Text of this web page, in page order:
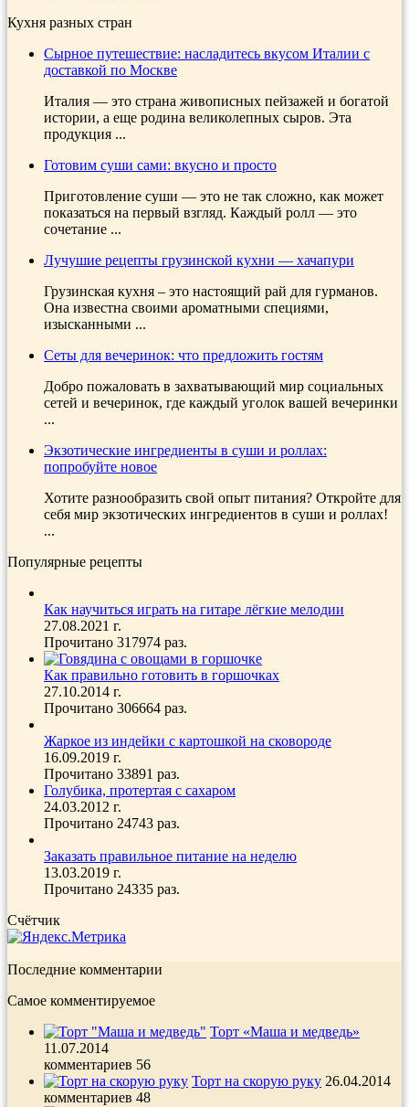
Кухня разных стран
Сырное путешествие: насладитесь вкусом Италии с
доставкой по Москве
Италия — это страна живописных пейзажей и богатой
истории, а еще родина великолепных сыров. Эта
продукция ...
Готовим суши сами: вкусно и просто
Приготовление суши — это не так сложно, как может
показаться на первый взгляд. Каждый ролл — это
сочетание ...
Лучушие рецепты грузинской кухни — хачапури
Грузинская кухня – это настоящий рай для гурманов.
Она известна своими ароматными специями,
изысканными ...
Сеты для вечеринок: что предложить гостям
Добро пожаловать в захватывающий мир социальных
сетей и вечеринок, где каждый уголок вашей вечеринки
...
Экзотические ингредиенты в суши и роллах:
попробуйте новое
Хотите разнообразить свой опыт питания? Откройте для
себя мир экзотических ингредиентов в суши и роллах!
...
Популярные рецепты
Как научиться играть на гитаре лёгкие мелодии
27.08.2021 г.
Прочитано 317974 раз.
Как правильно готовить в горшочках
27.10.2014 г.
Прочитано 306664 раз.
Жаркое из индейки с картошкой на сковороде
16.09.2019 г.
Прочитано 33891 раз.
Голубика, протертая с сахаром
24.03.2012 г.
Прочитано 24743 раз.
Заказать правильное питание на неделю
13.03.2019 г.
Прочитано 24335 раз.
Счётчик
Последние комментарии
Самое комментируемое
Торт «Маша и медведь»
11.07.2014
комментариев 56
Торт на скорую руку 26.04.2014
комментариев 48